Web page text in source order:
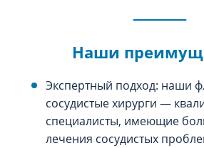
Наши
Экспертный подход: наши
сосудистые хирурги —
специалисты, имеющие
лечения сосудистых